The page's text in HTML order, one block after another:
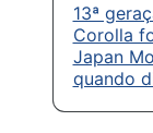
13ª
Corolla
Japan
quando